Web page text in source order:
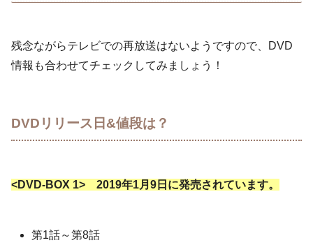
残念ながらテレビでの再放送はないようですので、DVD
情報も合わせてチェックしてみましょう！
DVDリリース日&値段は？
<DVD-BOX 1> 2019年1月9日に発売されています。
第1話～第8話